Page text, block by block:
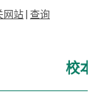
网站| 查询
校本